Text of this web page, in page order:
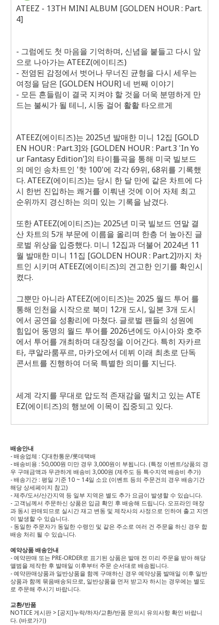
ATEEZ - 13TH MINI ALBUM [GOLDEN HOUR : Part.
4]
- 그럼에도 첫 마음을 기억하며, 신념을 붙들고 다시 앞
으로 나아가는 ATEEZ(에이티즈)
- 전염된 감정에서 벗어나 무너진 균형을 다시 세우는
여정을 담은 [GOLDEN HOUR] 네 번째 이야기
- 모든 흔들림이 결국 지켜야 할 것을 더욱 분명하게 만
드는 불씨가 될 테니, 시동 걸어 활활 타오르게
ATEEZ(에이티즈)는 2025년 발매한 미니 12집 [GOLD
EN HOUR : Part.3]와 [GOLDEN HOUR : Part.3 'In Yo
ur Fantasy Edition']의 타이틀곡을 통해 미국 빌보드
의 메인 송차트인 '핫 100'에 각각 69위, 68위를 기록했
다. ATEEZ(에이티즈)는 당시 한 달 만에 같은 차트에 다
시 한번 진입하는 쾌거를 이뤄낸 것에 이어 자체 최고
순위까지 경신하는 의미 있는 기록을 남겼다.
또한 ATEEZ(에이티즈)는 2025년 미국 빌보드 연말 결
산 차트의 5개 부문에 이름을 올리며 한층 더 높아진 글
로벌 위상을 입증했다. 미니 12집과 더불어 2024년 11
월 발매한 미니 11집 [GOLDEN HOUR : Part.2]까지 차
트인 시키며 ATEEZ(에이티즈)의 견고한 인기를 확인시
켰다.
그뿐만 아니라 ATEEZ(에이티즈)는 2025 월드 투어 를
통해 인천을 시작으로 북미 12개 도시, 일본 3개 도시
에서 공연을 성황리에 마쳤다. 글로벌 팬들의 성원에
힘입어 동명의 월드 투어를 2026년에도 아시아와 호주
에서 투어를 개최하며 대장정을 이어간다. 특히 자카르
타, 쿠알라룸푸르, 마카오에서 데뷔 이래 최초로 단독
콘서트를 진행하여 더욱 특별한 의미를 지닌다.
세계 각지를 무대로 압도적 존재감을 떨치고 있는 ATE
EZ(에이티즈)의 행보에 이목이 집중되고 있다.
배송안내
- 배송업체 : CJ대한통운/롯데택배
- 배송비용 : 50,000원 미만 경우 3,000원이 부됩니다. (특정 이벤트/상품의 경
우 구매금액과 무관하게 배송비 3,000원 (제주도 등 특수지역 배송비 추가)
- 배송기간 : 평일 기준 10 ~ 14일 소요 (이벤트 등의 주문건의 경우 배송기간
해당 상세페이지 참고)
- 제주/도서/산간지역 등 일부 지역은 별도 추가 요금이 발생할 수 있습니다.
- 고객님께서 주문하신 상품은 입금 확인 후 배송해 드립니다. 오프라인 매장
과 동시 판매되므로 실시간 재고 변동 및 제작사의 사정으로 인하여 출고 지연
이 발생할 수 있습니다.
- 동일한 주문자가 동일한 수령인 및 같은 주소로 여러 건 주문을 하신 경우 합
배송 처리 될 수 있습니다.
예약상품 배송안내
- 예약판매 또는 PRE-ORDER로 표기된 상품은 발매 전 미리 주문을 받아 해당
앨범을 제작한 후 발매일 이후부터 주문 순서대로 배송됩니다.
- 예약판매상품과 일반상품을 함께 구매하신 경우 예약상품 발매일 이후 일반
상품과 함께 묶음배송되므로, 일반상품을 먼저 받고자 하시는 경우에는 별도
로 주문해 주시기 바랍니다.
교환/반품
NOTICE 게시판 > [공지]누락/하자/교환/반품 문의시 유의사항 확인 바랍니
다. (바로가기)